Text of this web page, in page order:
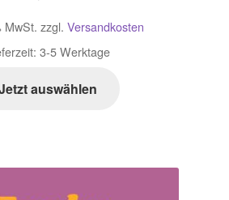
MwSt. zzgl. Versandkosten
3-5 Werktage
auswählen